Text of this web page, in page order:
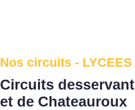
Nos circuits - LYCEES
Circuits
et de Chateauroux